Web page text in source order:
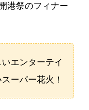
港祭のフィナー
エンターテイ
ーパー花火！